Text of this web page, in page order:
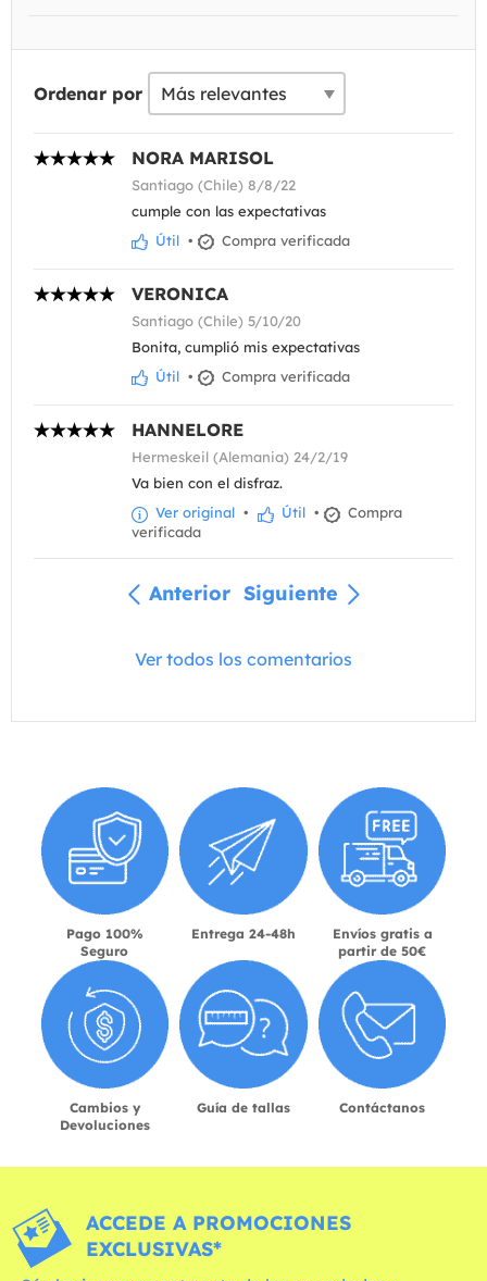
Ordenar por
NORA MARISOL
Santiago (Chile) 8/8/22
cumple con las expectativas
Útil • Compra verificada
VERONICA
Santiago (Chile) 5/10/20
Bonita, cumplió mis expectativas
Útil • Compra verificada
HANNELORE
Hermeskeil (Alemania) 24/2/19
Va bien con el disfraz.
Ver original • Útil •
Compra
verificada
Anterior Siguiente
Ver todos los comentarios
Pago 100%
Seguro
Entrega 24-48h
Envíos gratis a
partir de 50€
Cambios y
Devoluciones
Guía de tallas Contáctanos
ACCEDE A PROMOCIONES
EXCLUSIVAS*